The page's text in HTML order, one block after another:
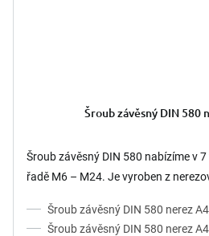
Šroub závěsný DIN 580
Šroub závěsný DIN 580 nabízíme v
řadě M6 – M24. Je vyroben z
Šroub závěsný DIN 580 nerez
Šroub závěsný DIN 580 nerez